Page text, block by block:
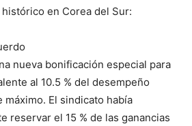
en Corea del Sur:
nueva bonificación especial para
al 10.5 % del desempeño
El sindicato había
reservar el 15 % de las ganancias